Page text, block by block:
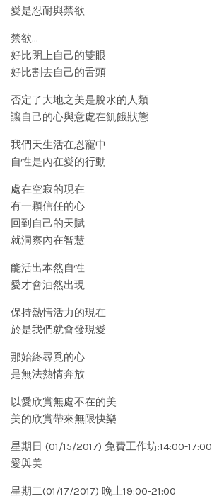
愛是忍耐與禁欲
禁欲…
好比閉上自己的雙眼
好比割去自己的舌頭
否定了大地之美是脫水的人類
讓自己的心與意處在飢餓狀態
我們天生活在恩寵中
自性是內在愛的行動
處在空寂的現在
有一顆信任的心
回到自己的天賦
就洞察內在智慧
能活出本然自性
愛才會油然出現
保持熱情活力的現在
於是我們就會發現愛
那始終尋覓的心
是無法熱情奔放
以愛欣賞無處不在的美
美的欣賞帶來無限快樂
星期日 (01/15/2017) 免費工作坊:14:00-17:00
愛與美
星期二(01/17/2017) 晚上19:00-21:00